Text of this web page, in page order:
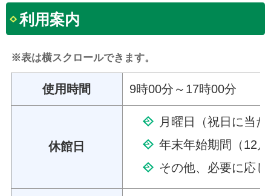
利用案内
※表は横スクロールできます。
使用時間 9時00分～17時00分
休館日
月曜日（祝日に当
年末年始期間（12
その他、必要に応